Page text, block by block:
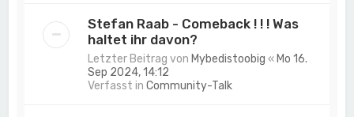
Stefan Raab - Comeback ! ! ! Was
haltet ihr davon?
Letzter Beitrag von Mybedistoobig « Mo 16.
Sep 2024, 14:12
Verfasst inCommunity-Talk